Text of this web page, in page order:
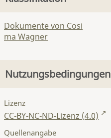
Dokumente von Cosi
ma Wagner
Nutzungsbedingungen
Lizenz
CC-BY-NC-ND-Lizenz (4.0)
Quellenangabe